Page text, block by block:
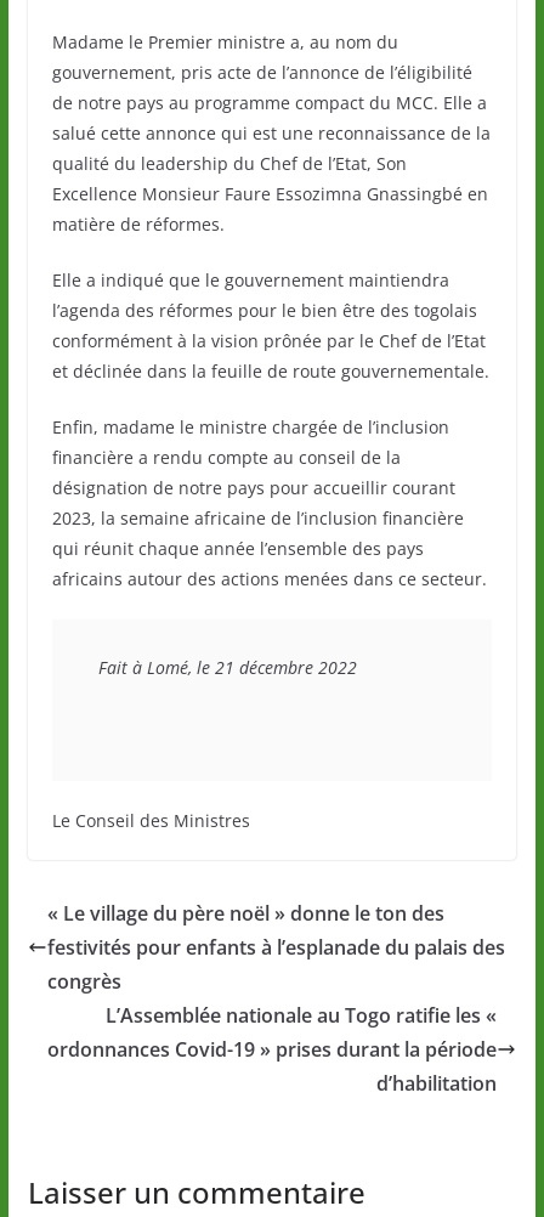
Madame le Premier ministre a, au nom du
gouvernement, pris acte de l’annonce de l’éligibilité
de notre pays au programme compact du MCC. Elle a
salué cette annonce qui est une reconnaissance de la
qualité du leadership du Chef de l’Etat, Son
Excellence Monsieur Faure Essozimna Gnassingbé en
matière de réformes.
Elle a indiqué que le gouvernement maintiendra
l’agenda des réformes pour le bien être des togolais
conformément à la vision prônée par le Chef de l’Etat
et déclinée dans la feuille de route gouvernementale.
Enfin, madame le ministre chargée de l’inclusion
financière a rendu compte au conseil de la
désignation de notre pays pour accueillir courant
2023, la semaine africaine de l’inclusion financière
qui réunit chaque année l’ensemble des pays
africains autour des actions menées dans ce secteur.
  Fait à Lomé, le 21 décembre 2022
Le Conseil des Ministres
« Le village du père noël » donne le ton des
festivités pour enfants à l’esplanade du palais des
congrès
L’Assemblée nationale au Togo ratifie les «
ordonnances Covid-19 » prises durant la période
d’habilitation
Laisser un commentaire